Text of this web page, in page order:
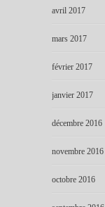
avril 2017
mars 2017
février 2017
janvier 2017
décembre 2016
novembre 2016
octobre 2016